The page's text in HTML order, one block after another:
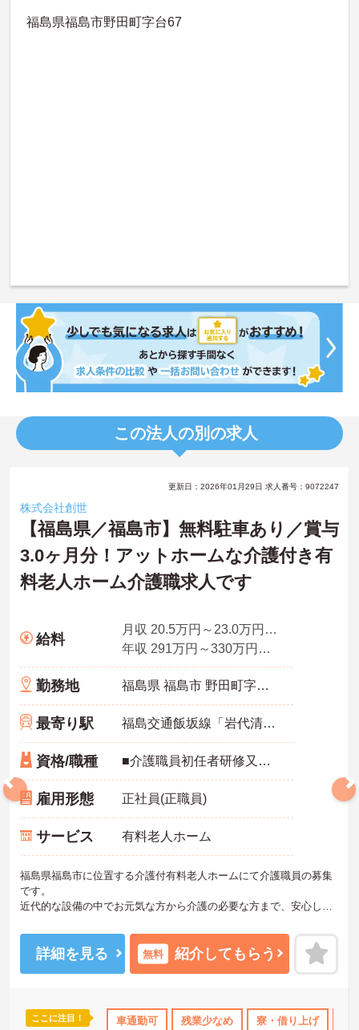
福島県福島市野田町字台67
この法人の別の求人
無資格OK 日勤のみ 年間休日110日以上 研修制度あり
更新日：2026年01月29日 求人番号：9072247
株式会社創世
【福島県／福島市】無料駐車あり／賞与
3.0ヶ月分！アットホームな介護付き有
料老人ホーム介護職求人です
給料
月収 20.5万円～23.0万円程度（夜勤5回分込）
年収 291万円～330万円程度（賞与込）
勤務地 福島県 福島市 野田町字台６７
最寄り駅 福島交通飯坂線「岩代清水駅」徒歩21分
資格/職種 ■介護職員初任者研修又はホームヘルパー2級以上の資格をお持ちの方 ※普通自動車運転免許必須（AT可）
雇用形態 正社員(正職員)
サービス 有料老人ホーム
福島県福島市に位置する介護付有料老人ホームにて介護職員の募集
です。
近代的な設備の中でお元気な方から介護の必要な方まで、安心した
ご興味のある方には、面接対策ポイントなど、さらに詳細をお話し
いたしますので、お気軽にご相談ください。
詳細を見る 無料 紹介してもらう
ここに注目！ 車通勤可 残業少なめ 寮・借り上げ